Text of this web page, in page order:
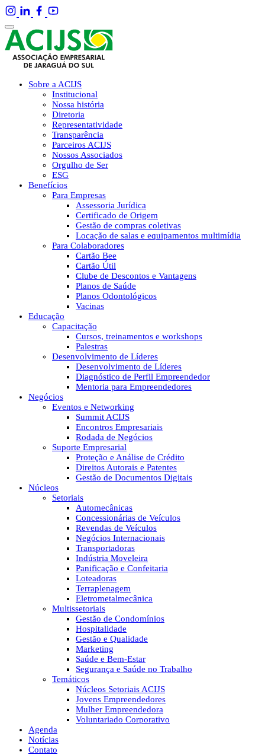
Sobre a ACIJS
Institucional
Nossa história
Diretoria
Representatividade
Transparência
Parceiros ACIJS
Nossos Associados
Orgulho de Ser
ESG
Benefícios
Para Empresas
Assessoria Jurídica
Certificado de Origem
Gestão de compras coletivas
Locação de salas e equipamentos multimídia
Para Colaboradores
Cartão Bee
Cartão Útil
Clube de Descontos e Vantagens
Planos de Saúde
Planos Odontológicos
Vacinas
Educação
Capacitação
Cursos, treinamentos e workshops
Palestras
Desenvolvimento de Líderes
Desenvolvimento de Líderes
Diagnóstico de Perfil Empreendedor
Mentoria para Empreendedores
Negócios
Eventos e Networking
Summit ACIJS
Encontros Empresariais
Rodada de Negócios
Suporte Empresarial
Proteção e Análise de Crédito
Direitos Autorais e Patentes
Gestão de Documentos Digitais
Núcleos
Setoriais
Automecânicas
Concessionárias de Veículos
Revendas de Veículos
Negócios Internacionais
Transportadoras
Indústria Moveleira
Panificação e Confeitaria
Loteadoras
Terraplenagem
Eletrometalmecânica
Multissetoriais
Gestão de Condomínios
Hospitalidade
Gestão e Qualidade
Marketing
Saúde e Bem-Estar
Segurança e Saúde no Trabalho
Temáticos
Núcleos Setoriais ACIJS
Jovens Empreendedores
Mulher Empreendedora
Voluntariado Corporativo
Agenda
Notícias
Contato